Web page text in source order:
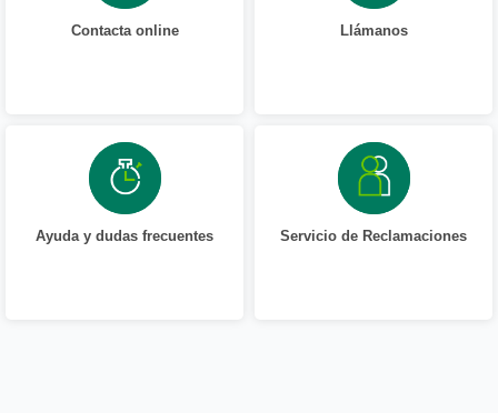
Contacta online Llámanos
Ayuda y dudas frecuentes Servicio de Reclamaciones